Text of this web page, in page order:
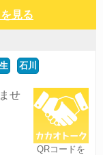
見る
石川
QRコードを
せ